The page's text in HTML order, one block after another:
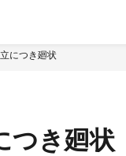
につき廻状
つき廻状